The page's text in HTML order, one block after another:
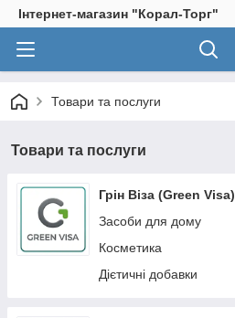
Інтернет-магазин "Корал-Торг"
Товари та послуги
Товари та послуги
Грін Віза (Green Visa)
Засоби для дому
Косметика
Дієтичні добавки